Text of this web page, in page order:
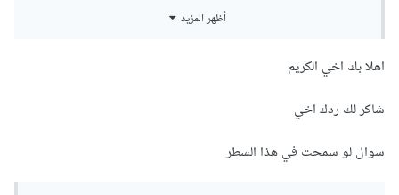
return snapshot.hasData ?
_build(context,snapshot.data) :
التي تستخدمها أو إلى
أظهر المزيد
اهلا بك اخي الكريم
شاكر لك ردك اخي
سوال لو سمحت في هذا السطر